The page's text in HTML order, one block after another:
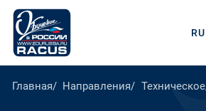
RU
Главная Направления Техническое